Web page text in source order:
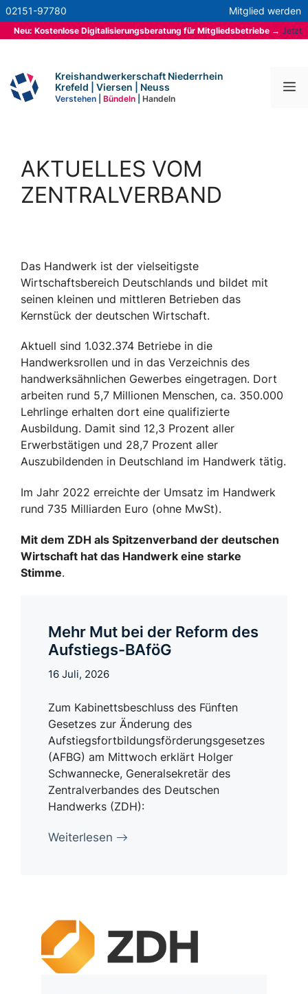
Zum
Inhalt
springen
02151-97780 Mitglied werden
Neu: Kostenlose Digitalisierungsberatung für Mitgliedsbetriebe→ Jetzt
Kreishandwerkerschaft Niederrhein
Krefeld | Viersen | Neuss
Verstehen Bündeln Handeln
AKTUELLES VOM
ZENTRALVERBAND
Das Handwerk ist der vielseitigste
Wirtschaftsbereich Deutschlands und bildet mit
seinen kleinen und mittleren Betrieben das
Kernstück der deutschen Wirtschaft.
Aktuell sind 1.032.374 Betriebe in die
Handwerksrollen und in das Verzeichnis des
handwerksähnlichen Gewerbes eingetragen. Dort
arbeiten rund 5,7 Millionen Menschen, ca. 350.000
Lehrlinge erhalten dort eine qualifizierte
Ausbildung. Damit sind 12,3 Prozent aller
Erwerbstätigen und 28,7 Prozent aller
Auszubildenden in Deutschland im Handwerk tätig.
Im Jahr 2022 erreichte der Umsatz im Handwerk
rund 735 Milliarden Euro (ohne MwSt).
Mit dem ZDH als Spitzenverband der deutschen
Wirtschaft hat das Handwerk eine starke
Stimme.
Mehr Mut bei der Reform des
Aufstiegs-BAföG
16 Juli, 2026
Zum Kabinettsbeschluss des Fünften
Gesetzes zur Änderung des
Aufstiegsfortbildungsförderungsgesetzes
(AFBG) am Mittwoch erklärt Holger
Schwannecke, Generalsekretär des
Zentralverbandes des Deutschen
Handwerks (ZDH):
Weiterlesen